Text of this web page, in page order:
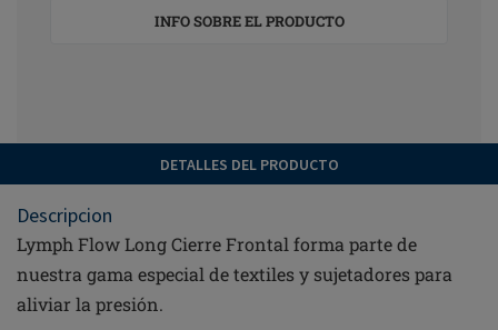
INFO SOBRE EL PRODUCTO
DETALLES DEL PRODUCTO
Descripcion
Lymph Flow Long Cierre Frontal forma parte de
nuestra gama especial de textiles y sujetadores para
aliviar la presión.